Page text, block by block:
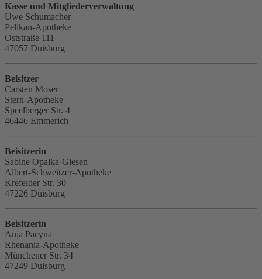
Kasse und Mitgliederverwaltung
Uwe Schumacher
Pelikan-Apotheke
Oststraße 111
47057 Duisburg
Beisitzer
Carsten Moser
Stern-Apotheke
Speelberger Str. 4
46446 Emmerich
Beisitzerin
Sabine Opalka-Giesen
Albert-Schweitzer-Apotheke
Krefelder Str. 30
47226 Duisburg
Beisitzerin
Anja Pacyna
Rhenania-Apotheke
Münchener Str. 34
47249 Duisburg